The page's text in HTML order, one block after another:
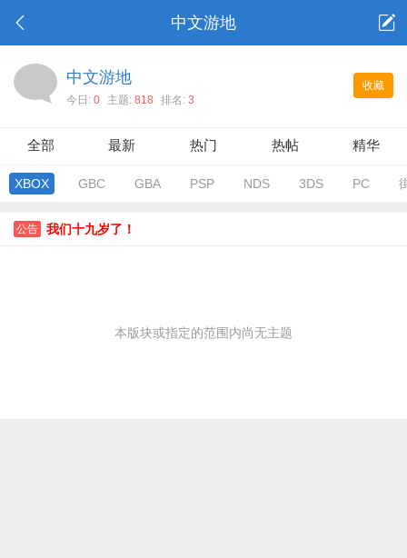
中文游地
收藏
中文游地
今日: 0 主题: 818 排名: 3
全部 最新 热门 热帖 精华
XBOX GBC GBA PSP NDS 3DS PC
公告 我们十九岁了！
本版块或指定的范围内尚无主题